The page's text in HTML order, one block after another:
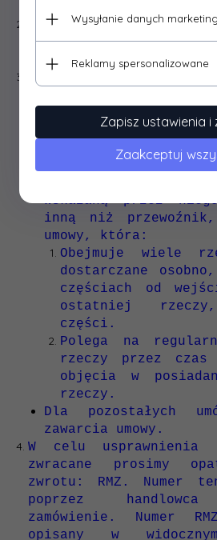
Do zachowania tego
wysłanie
upływem.
Bieg terminu do
Dla umowy w
przedsiębiorca
zobowiązany do
własności - od
posiadanie przez
wskazaną przez
inną niż
umowy, która:
Obejmuje wiele
dostarczane
częściach od
ostatniej
części.
Polega na
rzeczy przez czas
objęcia w
rzeczy.
Dla pozostałych
zawarcia umowy.
W celu usprawnienia
zwracane prosimy
zwrotu: RMZ. Numer
poprzez
zamówienie. Numer
opisany w
Wysyłanie danych
Reklamy spersonalizowane
Zapisz ustawienia i
Zaakceptuj